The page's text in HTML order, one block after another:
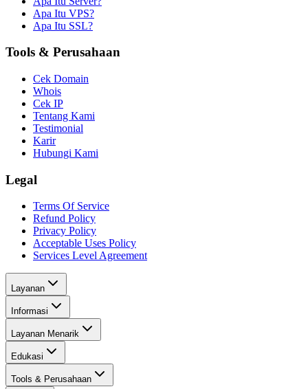
Apa Itu VPS?
Apa Itu SSL?
Tools & Perusahaan
Cek Domain
Whois
Cek IP
Tentang Kami
Testimonial
Karir
Hubungi Kami
Legal
Terms Of Service
Refund Policy
Privacy Policy
Acceptable Uses Policy
Services Level Agreement
Layanan
Informasi
Layanan Menarik
Edukasi
Tools & Perusahaan